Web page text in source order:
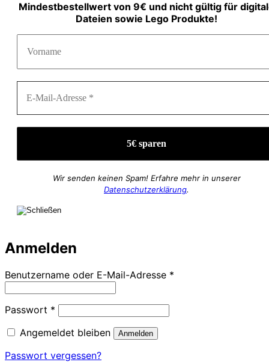
Mindestbestellwert von 9€ und nicht gültig für
Dateien sowie Lego Produkte!
Wir senden keinen Spam! Erfahre mehr in unserer
Datenschutzerklärung.
Anmelden
Benutzername oder E-Mail-Adresse *
Passwort * Erforderlich
Angemeldet bleiben
Anmelden
Passwort vergessen?